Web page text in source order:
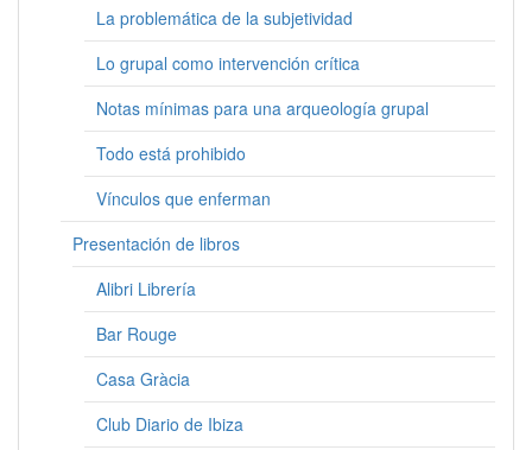
La problemática de la subjetividad
Lo grupal como intervención crítica
Notas mínimas para una arqueología grupal
Todo está prohibido
Vínculos que enferman
Presentación de libros
Alibri Librería
Bar Rouge
Casa Gràcia
Club Diario de Ibiza